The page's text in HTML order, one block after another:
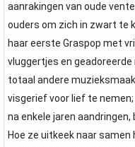
aanrakingen van oude
ouders om zich in zwart te
haar eerste Graspop met
vluggertjes en
totaal andere
visgerief voor lief te
na enkele jaren
Hoe ze uitkeek naar